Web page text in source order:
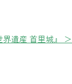
界遺産 首里城』 ＞